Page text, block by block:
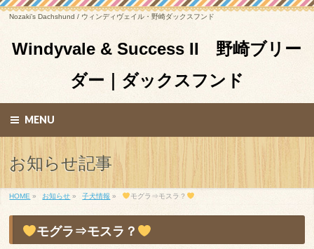
Nozaki’s Dachshund / ウィンディヴェイル・野崎ダックスフンド
Windyvale & Success II 野崎ブリー
ダー｜ダックスフンド
MENU
お知らせ記事
HOME » お知らせ » 子犬情報 » モグラ⇒モスラ？
モグラ⇒モスラ？